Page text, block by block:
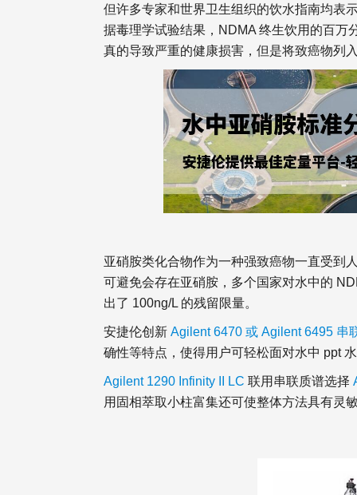
但许多专家和世界卫生组织的饮水指南均表
据毒理学试验结果，NDMA 终生饮用的百万
真的导致严重的健康损害，但是将致癌物列
亚硝胺类化合物作为一种强致癌物一直受到
可避免会存在亚硝胺，多个国家对水中的
出了 100ng/L 的残留限量。
安捷伦创新 Agilent 6470 或 Agilent 6495 串
确性等特点，使得用户可轻松面对水中 ppt
Agilent 1290 Infinity II LC 联用串联质谱选择
用固相萃取小柱富集还可使整体方法具有灵